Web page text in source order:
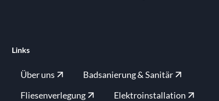
Links
Über uns
Badsanierung & Sanitär
Fliesenverlegung
Elektroinstallation